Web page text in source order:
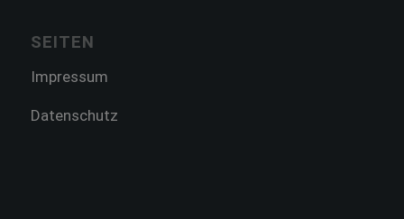
SEITEN
Impressum
Datenschutz